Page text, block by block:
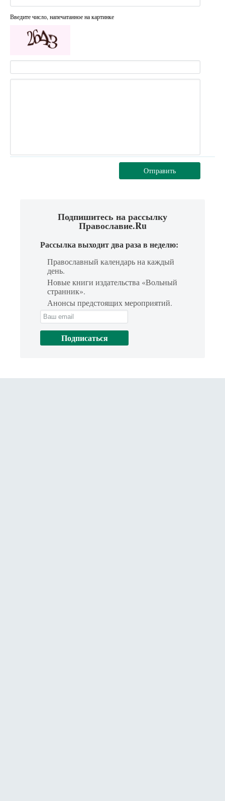
Введите число, напечатанное на картинке
Отправить
Подпишитесь на рассылку
Православие.Ru
Рассылка выходит два раза в неделю:
Православный календарь на каждый
день.
Новые книги издательства «Вольный
странник».
Анонсы предстоящих мероприятий.